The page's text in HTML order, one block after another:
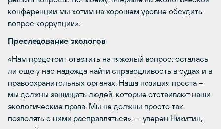
конференции мы хотим на хорошем уровне обсудить
вопрос коррупции».
Преследование экологов
«Нам предстоит ответить на тяжелый вопрос: осталась
ли еще у нас надежда найти справедливость в судах и в
правоохранительных органах. Наша позиция проста –
мы должны защищать людей, которые отстаивают наши
экологические права. Мы не должны просто так
позволять с ними расправляться», — уверен Никитин,